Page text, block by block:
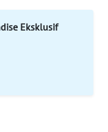
Eksklusif